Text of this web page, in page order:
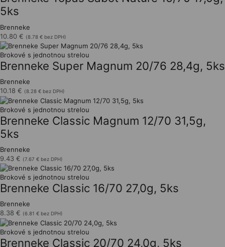
5ks
Brenneke
10.80 € (8.78 € bez DPH)
Brokové s jednotnou strelou
Brenneke Super Magnum 20/76 28,4g, 5ks
Brenneke
10.18 € (8.28 € bez DPH)
Brokové s jednotnou strelou
Brenneke Classic Magnum 12/70 31,5g,
5ks
Brenneke
9.43 € (7.67 € bez DPH)
Brokové s jednotnou strelou
Brenneke Classic 16/70 27,0g, 5ks
Brenneke
8.38 € (6.81 € bez DPH)
Brokové s jednotnou strelou
Brenneke Classic 20/70 24,0g, 5ks